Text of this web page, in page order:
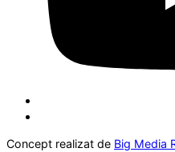
Concept realizat de Big Media